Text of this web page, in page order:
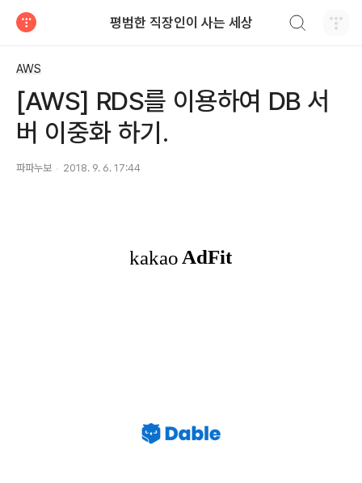
평범한 직장인이 사는 세상
AWS
[AWS] RDS를 이용하여 DB 서
버 이중화 하기.
파파누보 2018. 9. 6. 17:44